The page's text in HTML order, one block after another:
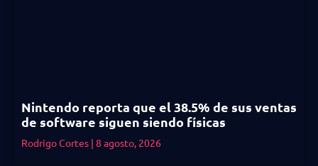
Nintendo reporta que el 38.5% de sus ventas
de software siguen siendo físicas
Rodrigo Cortes 8 agosto, 2026